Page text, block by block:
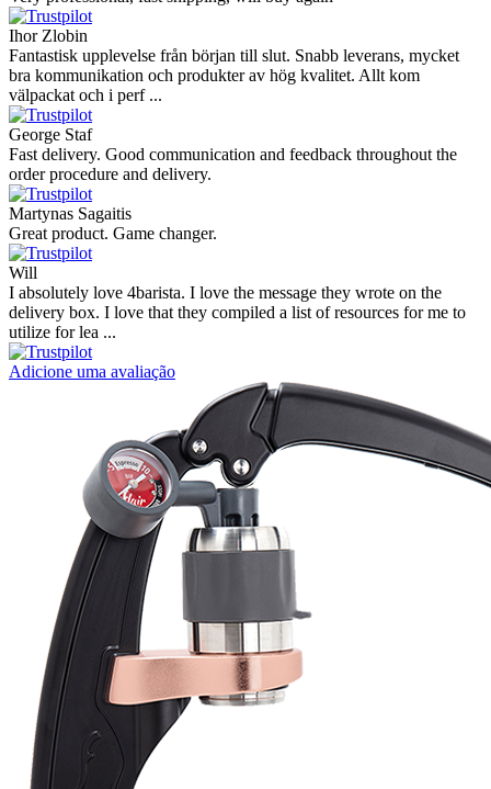
Ihor Zlobin
Fantastisk upplevelse från början till slut. Snabb leverans, mycket
bra kommunikation och produkter av hög kvalitet. Allt kom
välpackat och i perf ...
George Staf
Fast delivery. Good communication and feedback throughout the
order procedure and delivery.
Martynas Sagaitis
Great product. Game changer.
Will
I absolutely love 4barista. I love the message they wrote on the
delivery box. I love that they compiled a list of resources for me to
utilize for lea ...
Adicione uma avaliação